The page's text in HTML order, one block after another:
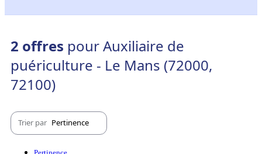
2 offres pour Auxiliaire de
puériculture - Le Mans (72000,
72100)
Trier par Pertinence